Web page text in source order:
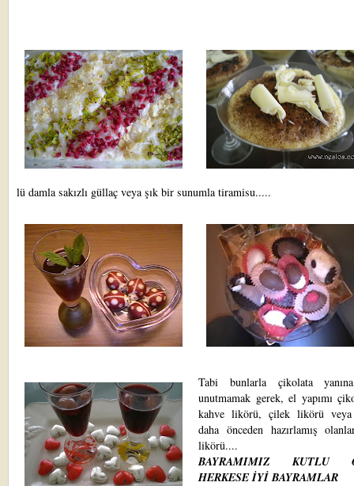
lü damla sakızlı güllaç veyaşık bir sunumla tiramisu.....
Tabi bunlarla çikolata
unutmamak gerek, el yapımı
kahve likörü, çilek likörü
daha önceden hazırlamış
likörü....
BAYRAMIMIZ KUTLU
HERKESE İYİ BAYRAMLAR